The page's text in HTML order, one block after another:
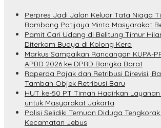
Perpres Jadi Jalan Keluar Tata Niaga
Bambang Patijaya Minta Masyarakat
Pamit Cari Udang di Belitung Timur
Diterkam Buaya di Kolong Kero
Markus Sampaikan Rancangan KUPA-
APBD 2026 ke DPRD Bangka Barat
Raperda Pajak dan Retribusi Direvisi,
Tambah Objek Retribusi Baru
HUT ke-50 PT Timah Hadirkan
untuk Masyarakat Jakarta
Polisi Selidiki Temuan Diduga
Kecamatan Jebus